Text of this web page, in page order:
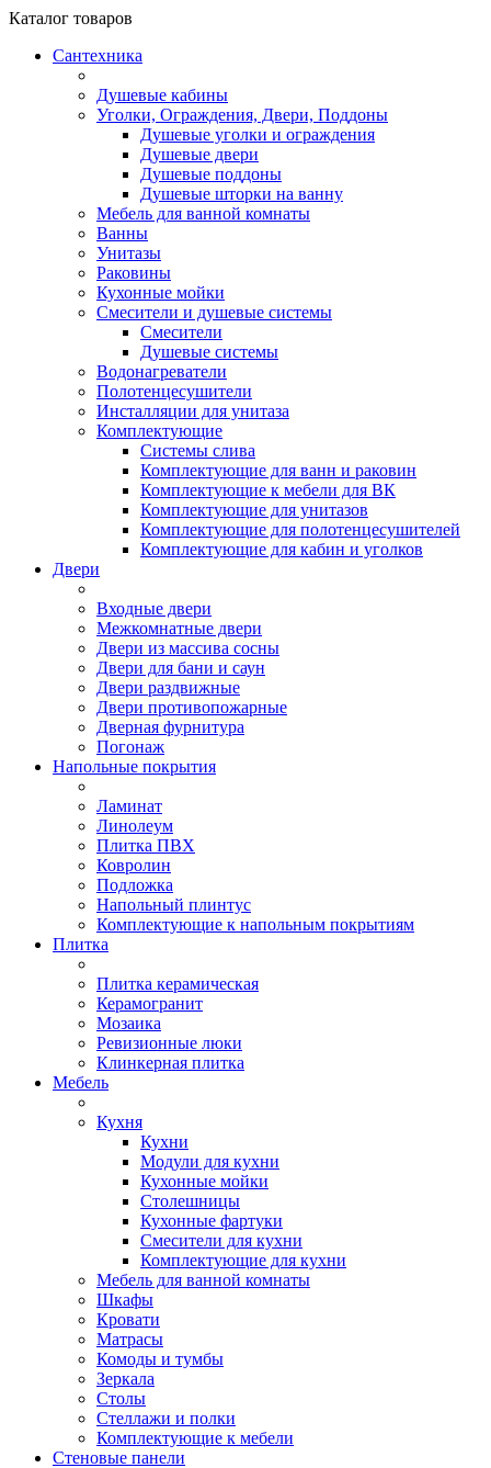
Каталог товаров
Сантехника
Душевые кабины
Уголки, Ограждения, Двери, Поддоны
Душевые уголки и ограждения
Душевые двери
Душевые поддоны
Душевые шторки на ванну
Мебель для ванной комнаты
Ванны
Унитазы
Раковины
Кухонные мойки
Смесители и душевые системы
Смесители
Душевые системы
Водонагреватели
Полотенцесушители
Инсталляции для унитаза
Комплектующие
Системы слива
Комплектующие для ванн и раковин
Комплектующие к мебели для ВК
Комплектующие для унитазов
Комплектующие для полотенцесушителей
Комплектующие для кабин и уголков
Двери
Входные двери
Межкомнатные двери
Двери из массива сосны
Двери для бани и саун
Двери раздвижные
Двери противопожарные
Дверная фурнитура
Погонаж
Напольные покрытия
Ламинат
Линолеум
Плитка ПВХ
Ковролин
Подложка
Напольный плинтус
Комплектующие к напольным покрытиям
Плитка
Плитка керамическая
Керамогранит
Мозаика
Ревизионные люки
Клинкерная плитка
Мебель
Кухня
Кухни
Модули для кухни
Кухонные мойки
Столешницы
Кухонные фартуки
Смесители для кухни
Комплектующие для кухни
Мебель для ванной комнаты
Шкафы
Кровати
Матрасы
Комоды и тумбы
Зеркала
Столы
Стеллажи и полки
Комплектующие к мебели
Стеновые панели